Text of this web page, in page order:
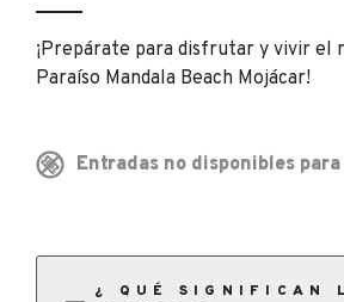
¡Prepárate para disfrutar y vivir el
Paraíso Mandala Beach Mojácar!
Entradas no disponibles
¿ QUÉ SIGNIFICAN